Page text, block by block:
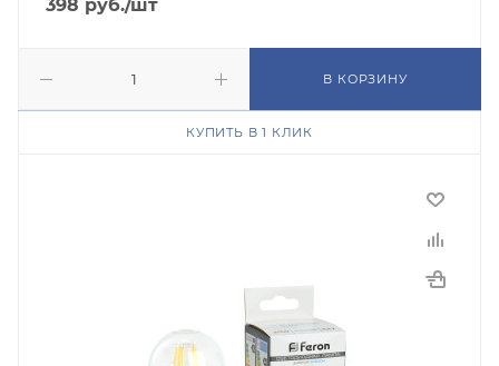
398 руб./шт
В КОРЗИНУ
КУПИТЬ В 1 КЛИК